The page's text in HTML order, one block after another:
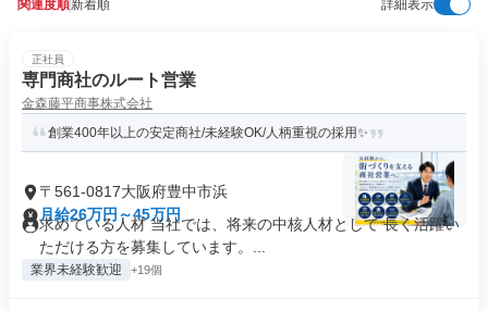
関連度順新着順 詳細表示
正社員
専門商社のルート営業
金森藤平商事株式会社
創業400年以上の安定商社/未経験OK/人柄重視の採用✨
〒561-0817大阪府豊中市浜
月給26万円～45万円
求めている人材 当社では、将来の中核人材として 長く活躍い
ただける方を募集しています。...
業界未経験歓迎 +19個